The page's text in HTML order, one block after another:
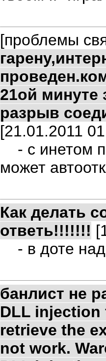
[проблемы
21ой минуте
разрыв
[21.01.2011
- с инетом
может
Как делать
ответь!!!!!!!
- в доте
банлист не
DLL injection
retrieve the
not work.